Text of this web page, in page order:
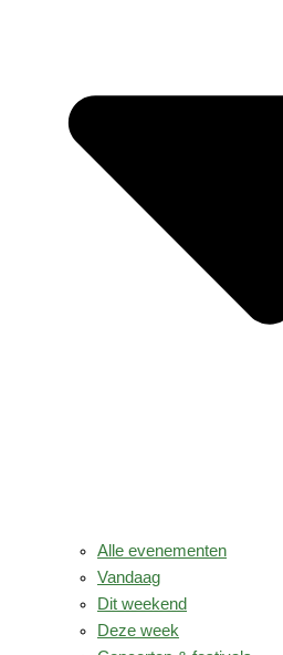
Alle evenementen
Vandaag
Dit weekend
Deze week